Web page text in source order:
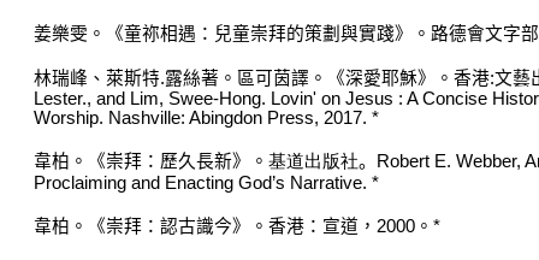
姜樂雯。《童祢相遇：兒童崇拜的策劃與實踐》。路德會文字
林瑞峰、萊斯特.露絲著。區可茵譯。《深愛耶穌》。香港:文藝
Lester., and Lim, Swee-Hong. Lovin' on Jesus : A Concise
Worship. Nashville: Abingdon
韋柏。《崇拜：歷久長新》。 基道出版社。
Robert E. Webber,
Proclaiming and Enacting God’s Narrative. *
韋柏。《崇拜 ： 認古識今》。香港 ： 宣道 ， 2000 。 *